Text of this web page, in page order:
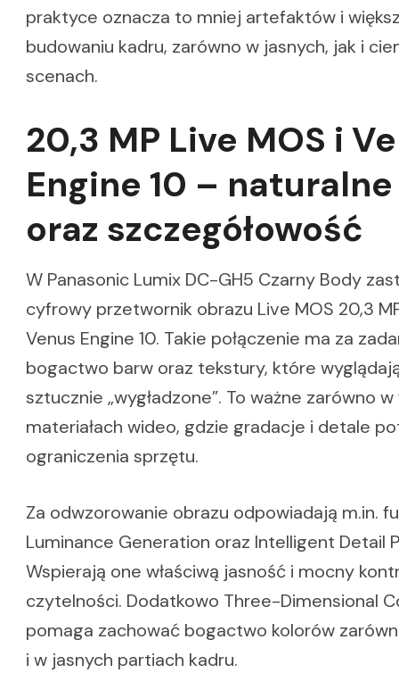
praktyce oznacza to mniej artefaktów i
budowaniu kadru, zarówno w jasnych, jak i
scenach.
20,3 MP Live MOS i
Engine 10 –
oraz szczegółowość
W Panasonic Lumix DC-GH5 Czarny Body
cyfrowy przetwornik obrazu Live MOS 20,3
Venus Engine 10. Takie połączenie ma za
bogactwo barw oraz tekstury, które
sztucznie „wygładzone”. To ważne zarówno
materiałach wideo, gdzie gradacje i detale
ograniczenia sprzętu.
Za odwzorowanie obrazu odpowiadają m.in.
Luminance Generation oraz Intelligent Detail
Wspierają one właściwą jasność i mocny
czytelności. Dodatkowo Three-Dimensional
pomaga zachować bogactwo kolorów
i w jasnych partiach kadru.